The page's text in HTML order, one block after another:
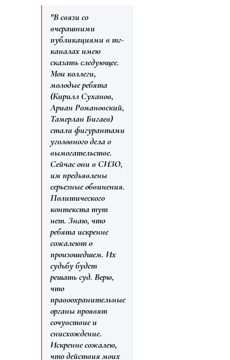
"В связи со
вчерашними
публикациями в тг-
каналах имею
сказать следующее.
Мои коллеги,
молодые ребята
(Кирилл Суханов,
Ариан Романовский,
Тамерлан Бигаев)
стали фигурантами
уголовного дела о
вымогательстве.
Сейчас они в СИЗО,
им предъявлены
серьезные обвинения.
Политического
контекста тут
нет. Знаю, что
ребята искренне
сожалеют о
произошедшем. Их
судьбу будет
решать суд. Верю,
что
правоохранительные
органы проявят
сочувствие и
снисхождение.
Искренне сожалею,
что действия моих